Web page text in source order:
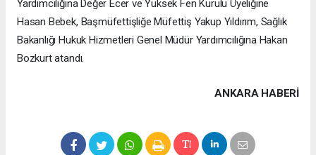
Yardımcılığına Değer Ecer ve Yüksek Fen Kurulu Üyeliğine
Hasan Bebek, Başmüfettişliğe Müfettiş Yakup Yıldırım, Sağlık
Bakanlığı Hukuk Hizmetleri Genel Müdür Yardımcılığına Hakan
Bozkurt atandı.
ANKARA HABERİ